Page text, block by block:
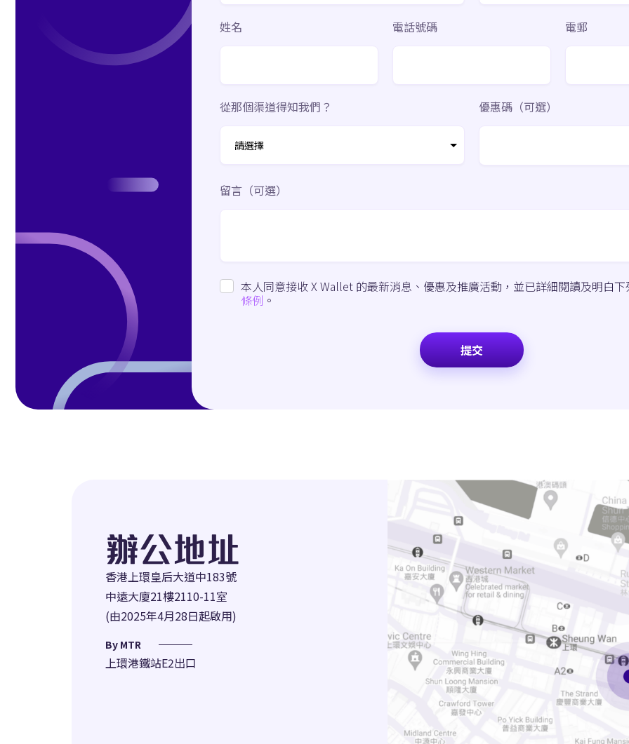
姓名 電話號碼 電郵
從那個渠道得知我們？ 優惠碼（可選）
留言（可選）
本人同意接收 X Wallet 的最新消息、優惠及推廣活動，並已詳細閱讀及明白
條例 。
提交
辦公地址
香港上環皇后大道中183號
中遠大廈21樓2110-11室
(由2025年4月28日起啟用)
By MTR
上環港鐵站E2出口